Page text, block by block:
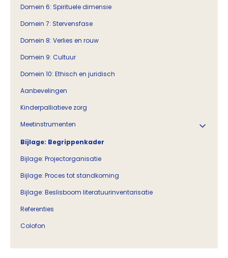
Domein 6: Spirituele dimensie
Domein 7: Stervensfase
Domein 8: Verlies en rouw
Domein 9: Cultuur
Domein 10: Ethisch en juridisch
Aanbevelingen
Kinderpalliatieve zorg
Meetinstrumenten
Bijlage: Begrippenkader
Bijlage: Projectorganisatie
Bijlage: Proces tot standkoming
Bijlage: Beslisboom literatuurinventarisatie
Referenties
Colofon